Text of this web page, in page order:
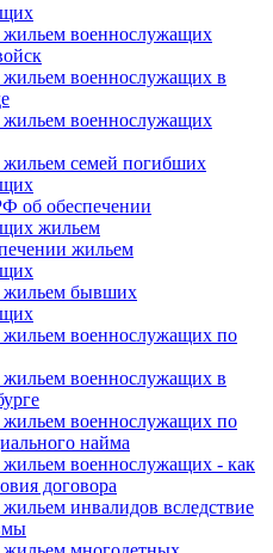
жильем военнослужащих
жильем военнослужащих в
жильем военнослужащих
жильем семей погибших
об обеспечении
жильем
жильем
жильем бывших
жильем военнослужащих по
жильем военнослужащих в
жильем военнослужащих по
найма
жильем военнослужащих - как
договора
инвалидов вследствие